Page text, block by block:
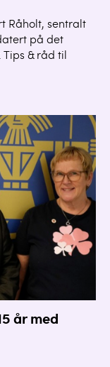
Råholt, sentralt
på det
& råd til
år med